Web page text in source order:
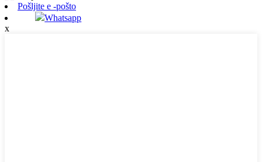
Pošljite e -pošto
Whatsapp
x